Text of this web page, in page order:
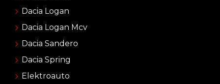
Dacia Logan
Dacia Logan Mcv
Dacia Sandero
Dacia Spring
Elektroauto